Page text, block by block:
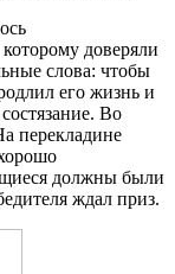
доверяли
слова: чтобы
его жизнь и
Во
перекладине
должны были
ждал приз.